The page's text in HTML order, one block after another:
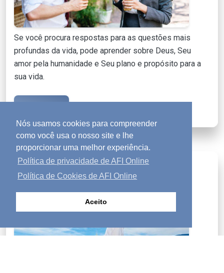
Nós usamos cookies para compreender
como você usa o nosso site e lhe
proporcionar uma melhor experiência.
Política de privacidade de AFI Online
Política de Cookies de AFI Online
Aceito
Se você procura respostas para as questões mais
profundas da vida, pode aprender sobre Deus, Seu
amor pela humanidade e Seu plano e propósito para a
sua vida.
mailRevista Contato